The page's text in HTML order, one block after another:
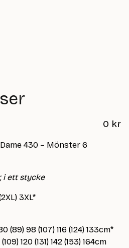
0 kr
430 – Mönster 6
i ett stycke
3XL*
98 (107) 116 (124) 133cm*
120 (131) 142 (153) 164cm